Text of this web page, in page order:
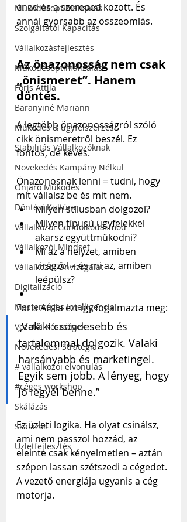
Működésoptimalizálás
Szolgáltatói Kapacitás
Vállalkozásfejlesztés
Működésoptimalizálás
Fóris Attila
Baranyiné Mariann
Működés & ügyfélszerzés
Stabilitás Vállalkozóknak
Növekedés Kampány Nélkül
Önjáró Működés
Döntési Kultúra
Vállalkozói Gondolkodásmód
Vállalkozói Mindset
Vállalkozói Önvizsgálat
Digitalizáció
Mesterséges Intelligencia
Vezetői Készségek
Növekedési Stratégia
# vállalkozói elvonulás
#céges workshop
Skálázás
Skálázás
Üzletfejlesztés
éned és a szereped között. És
annál gyorsabb az összeomlás.
Az önazonosság nem csak
„önismeret”. Hanem
döntés.
A legtöbb önazonosságról szóló
cikk önismeretről beszél. Ez
fontos, de kevés.
Önazonosnak lenni = tudni, hogy
mit vállalsz be és mit nem.
Milyen stílusban dolgozol?
Milyen típusú ügyfelekkel
akarsz együttműködni?
Mi az a helyzet, amiben
virágzol – és mi az, amiben
leépülsz?
Foris Attila ezt így fogalmazta meg:
„Valaki csöndesebb és
tartalommal dolgozik. Valaki
harsányabb és marketingel.
Egyik sem jobb. A lényeg, hogy
jó legyél benne.”
Ez üzleti logika. Ha olyat csinálsz,
ami nem passzol hozzád, az
eleinte csak kényelmetlen – aztán
szépen lassan szétszedi a cégedet.
A vezető energiája ugyanis a cég
motorja.